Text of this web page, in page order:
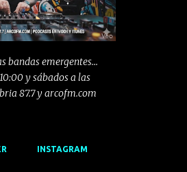
bandas emergentes...
y sábados a las
87.7 y arcofm.com
INSTAGRAM